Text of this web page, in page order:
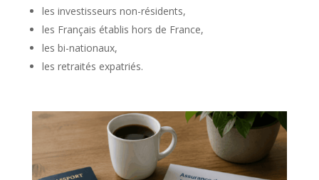
les investisseurs non-résidents,
les Français établis hors de France,
les bi-nationaux,
les retraités expatriés.